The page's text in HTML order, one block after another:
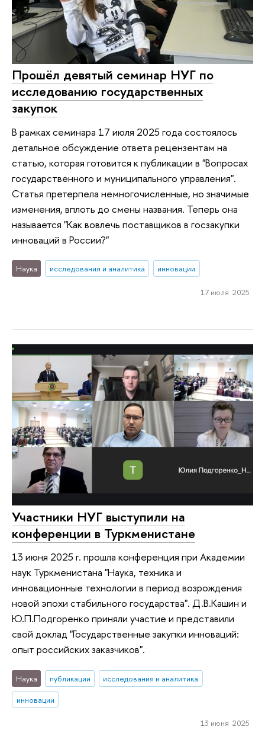
Прошёл девятый семинар НУГ по
исследованию государственных
закупок
В рамках семинара 17 июля 2025 года состоялось
детальное обсуждение ответа рецензентам на
статью, которая готовится к публикации в "Вопросах
государственного и муниципального управления".
Статья претерпела немногочисленные, но значимые
изменения, вплоть до смены названия. Теперь она
называется "Как вовлечь поставщиков в госзакупки
инноваций в России?"
Наука исследования и аналитика инновации
17 июля 2025
Участники НУГ выступили на
конференции в Туркменистане
13 июня 2025 г. прошла конференция при Академии
наук Туркменистана "Наука, техника и
инновационные технологии в период возрождения
новой эпохи стабильного государства". Д.В.Кашин и
Ю.П.Подгоренко приняли участие и представили
свой доклад "Государственные закупки инноваций:
опыт российских заказчиков".
Наука публикации
исследования и аналитика
инновации
13 июня 2025